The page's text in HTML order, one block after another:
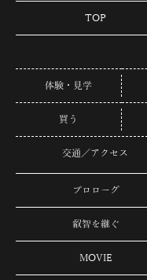
TOP
体験・見学
買う
交通／アクセス
プロローグ
叡智を継ぐ
MOVIE